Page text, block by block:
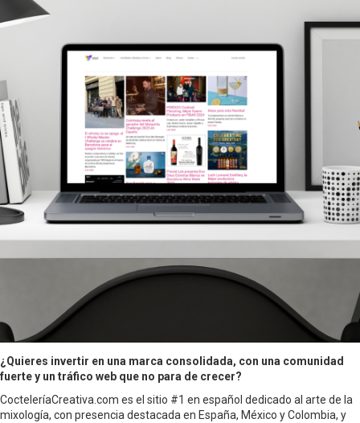
¿Quieres invertir en una marca consolidada, con una comunidad
fuerte y un tráfico web que no para de crecer?
CocteleríaCreativa.com es el sitio #1 en español dedicado al arte de la
mixología, con presencia destacada en España, México y Colombia, y